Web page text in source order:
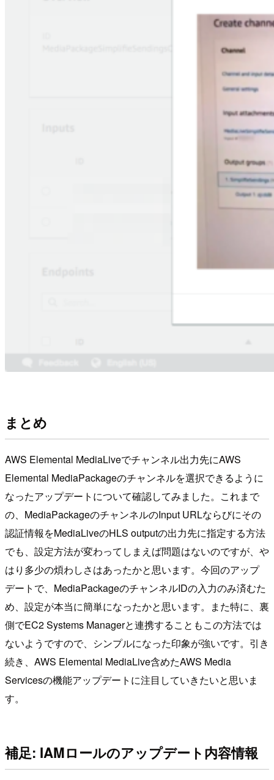
まとめ
AWS Elemental MediaLiveでチャンネル出力先にAWS
Elemental MediaPackageのチャンネルを選択できるように
なったアップデートについて確認してみました。これまで
の、MediaPackageのチャンネルのInput URLならびにその
認証情報をMediaLiveのHLS outputの出力先に指定する方法
でも、設定方法が変わってしまえば問題はないのですが、や
はり多少の煩わしさはあったかと思います。今回のアップ
デートで、MediaPackageのチャンネルIDの入力のみ済むた
め、設定が本当に簡単になったかと思います。また特に、裏
側でEC2 Systems Managerと連携することもこの方法では
ないようですので、シンプルになった印象が強いです。引き
続き、AWS Elemental MediaLive含めたAWS Media
Servicesの機能アップデートに注目していきたいと思いま
す。
補足: IAMロールのアップデート内容情報